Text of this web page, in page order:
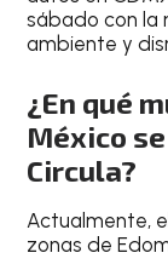
sábado con la
ambiente y
¿En qué
México
Circula?
Actualmente,
zonas de